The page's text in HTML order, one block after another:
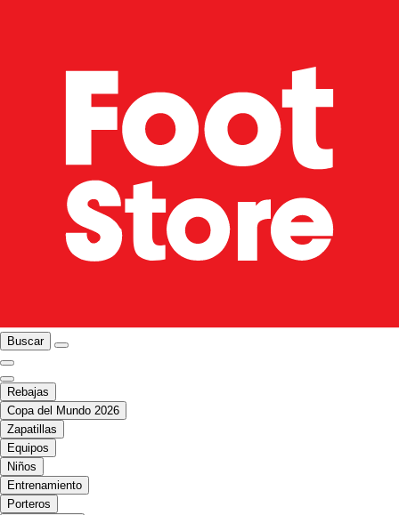
Buscar
Rebajas
Copa del Mundo 2026
Zapatillas
Equipos
Niños
Entrenamiento
Porteros